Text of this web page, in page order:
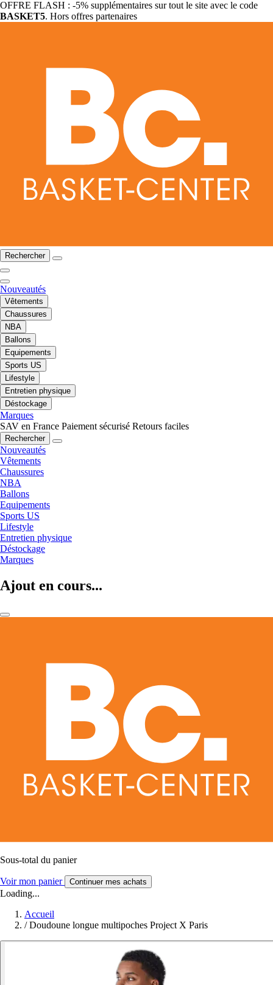
OFFRE FLASH : -5% supplémentaires sur tout le site avec le code
BASKET5. Hors offres partenaires
Rechercher
Nouveautés
Vêtements
Chaussures
NBA
Ballons
Equipements
Sports US
Lifestyle
Entretien physique
Déstockage
Marques
SAV en France Paiement sécurisé Retours faciles
Rechercher
Nouveautés
Vêtements
Chaussures
NBA
Ballons
Equipements
Sports US
Lifestyle
Entretien physique
Déstockage
Marques
Ajout en cours...
Sous-total du panier
Voir mon panier Continuer mes achats
Loading...
Accueil
/ Doudoune longue multipoches Project X Paris